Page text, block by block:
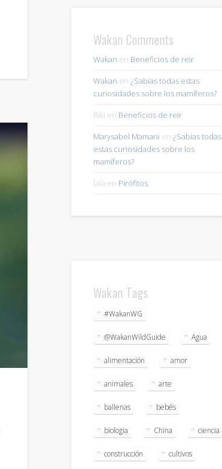
Wakan Comments
Wakan en Beneficios de reir
Wakan en ¿Sabías todas estas
curiosidades sobre los mamíferos?
Riki en Beneficios de reir
Marysabel Mamani en ¿Sabías todas
estas curiosidades sobre los
mamíferos?
lala en Pirófitos
Wakan Tags
#WakanWG
@WakanWildGuide Agua
alimentación amor
animales arte
ballenas bebés
biologia China ciencia
construcción cultivos